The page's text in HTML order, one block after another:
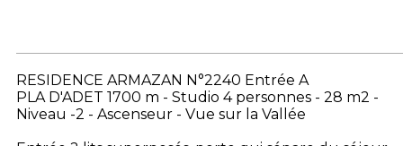
RESIDENCE ARMAZAN N°2240 Entrée A
PLA D'ADET 1700 m - Studio 4 personnes - 28 m2 -
Niveau -2 - Ascenseur - Vue sur la Vallée